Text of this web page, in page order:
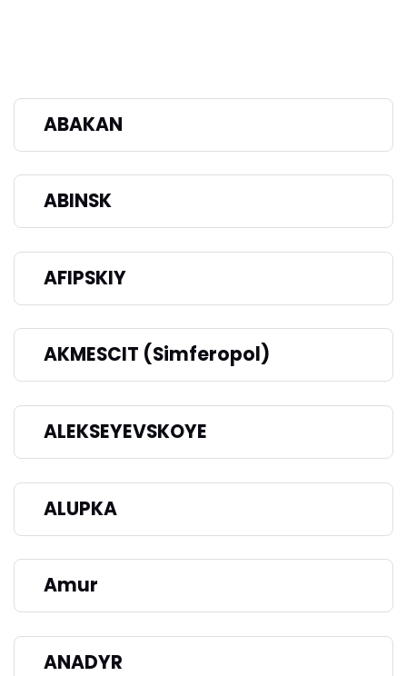
ABAKAN
ABINSK
AFIPSKIY
AKMESCIT (Simferopol)
ALEKSEYEVSKOYE
ALUPKA
Amur
ANADYR